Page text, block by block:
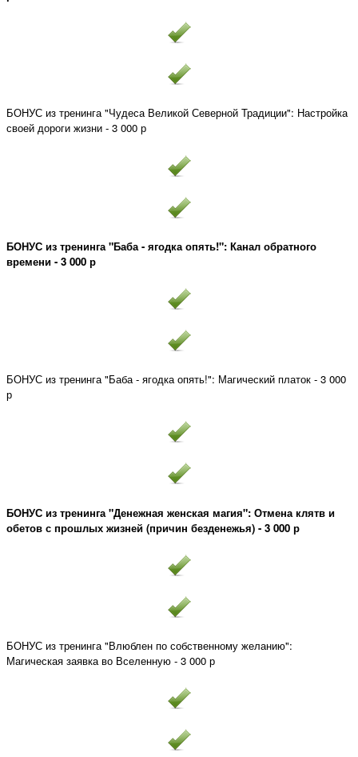
БОНУС из тренинга "Чудеса Великой Северной Традиции": Настройка
своей дороги жизни - 3 000 р
БОНУС из тренинга "Баба - ягодка опять!": Канал обратного
времени - 3 000 р
БОНУС из тренинга "Баба - ягодка опять!": Магический платок - 3 000
р
БОНУС из тренинга "Денежная женская магия": Отмена клятв и
обетов с прошлых жизней (причин безденежья) - 3 000 р
БОНУС из тренинга "Влюблен по собственному желанию":
Магическая заявка во Вселенную - 3 000 р